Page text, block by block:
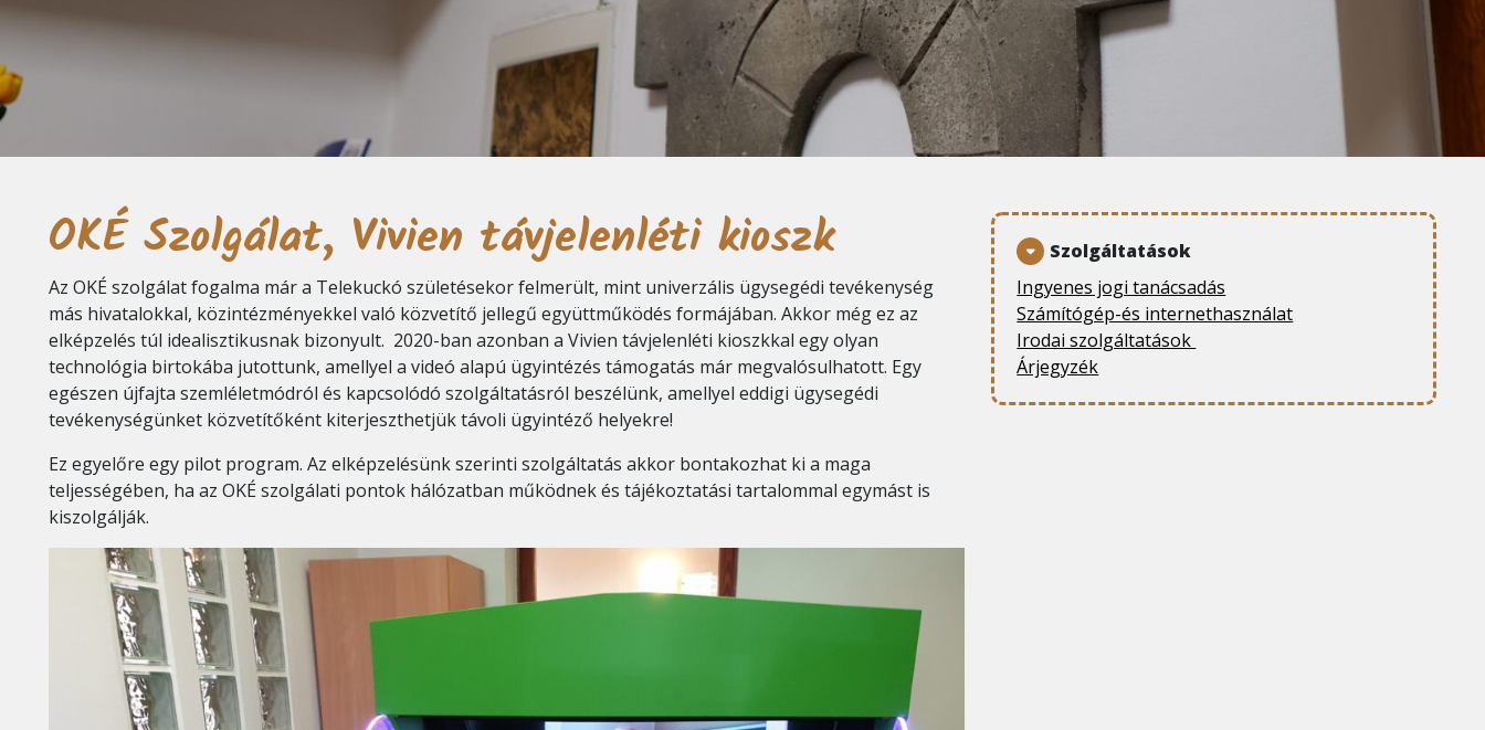
OKÉ Szolgálat, Vivien távjelenléti kioszk
Az OKÉ szolgálat fogalma már a Telekuckó születésekor felmerült, mint univerzális ügysegédi tevékenység
más hivatalokkal, közintézményekkel való közvetítő jellegű együttműködés formájában. Akkor még ez az
elképzelés túl idealisztikusnak bizonyult. 2020-ban azonban a Vivien távjelenléti kioszkkal egy olyan
technológia birtokába jutottunk, amellyel a videó alapú ügyintézés támogatás már megvalósulhatott. Egy
egészen újfajta szemléletmódról és kapcsolódó szolgáltatásról beszélünk, amellyel eddigi ügysegédi
tevékenységünket közvetítőként kiterjeszthetjük távoli ügyintéző helyekre!
Ez egyelőre egy pilot program. Az elképzelésünk szerinti szolgáltatás akkor bontakozhat ki a maga
teljességében, ha az OKÉ szolgálati pontok hálózatban működnek és tájékoztatási tartalommal egymást is
kiszolgálják.
Szolgáltatások
Ingyenes jogi tanácsadás
Számítógép-és internethasználat
Irodai szolgáltatások
Árjegyzék